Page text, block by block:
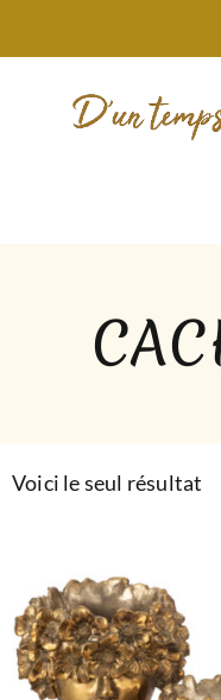
Voici le seul résultat